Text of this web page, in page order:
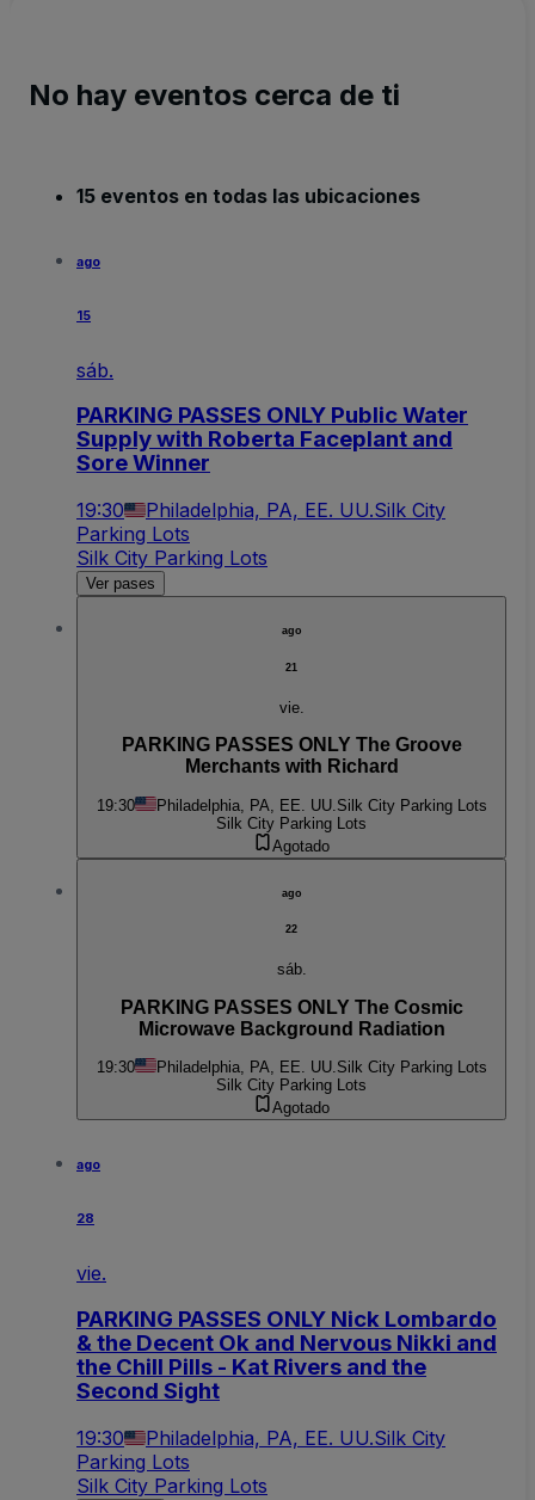
No hay eventos cerca de ti
15 eventos en todas las ubicaciones
ago
15
sáb.
PARKING PASSES ONLY Public Water
Supply with Roberta Faceplant and
Sore Winner
19:30 Philadelphia, PA, EE. UU.Silk City
Parking Lots
Silk City Parking Lots
Ver pases
ago
21
vie.
PARKING PASSES ONLY The Groove
Merchants with Richard
19:30 Philadelphia, PA, EE. UU. Silk City Parking Lots
Silk City Parking Lots
Agotado
ago
22
sáb.
PARKING PASSES ONLY The Cosmic
Microwave Background Radiation
19:30 Philadelphia, PA, EE. UU.Silk City Parking Lots
Silk City Parking Lots
Agotado
ago
28
vie.
PARKING PASSES ONLY Nick Lombardo
& the Decent Ok and Nervous Nikki and
the Chill Pills - Kat Rivers and the
Second Sight
19:30 Philadelphia, PA, EE. UU.Silk City
Parking Lots
Silk City Parking Lots